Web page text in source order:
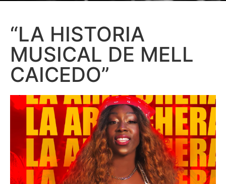
“LA HISTORIA
MUSICAL DE MELL
CAICEDO”